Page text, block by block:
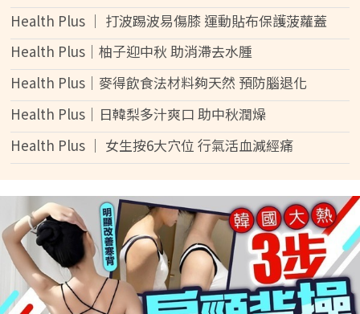
Health Plus │ 打波踢波易傷膝 運動貼布保護菠蘿蓋
Health Plus│柚子迎中秋 助消滯去水腫
Health Plus│麥得飲食法材料夠天然 預防腦退化
Health Plus│日韓梨多汁爽口 助中秋潤燥
Health Plus │ 女生按6大穴位 行氣活血減經痛